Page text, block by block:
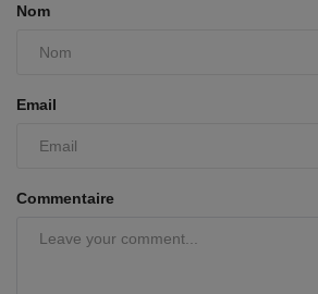
Nom
Email
Commentaire